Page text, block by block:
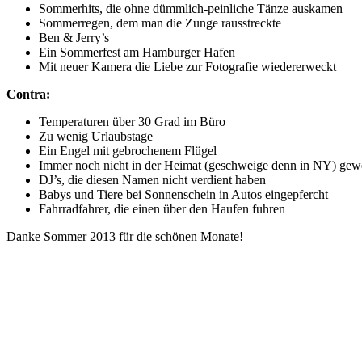
Sommerhits, die ohne dümmlich-peinliche Tänze auskamen
Sommerregen, dem man die Zunge rausstreckte
Ben & Jerry’s
Ein Sommerfest am Hamburger Hafen
Mit neuer Kamera die Liebe zur Fotografie wiedererweckt
Contra:
Temperaturen über 30 Grad im Büro
Zu wenig Urlaubstage
Ein Engel mit gebrochenem Flügel
Immer noch nicht in der Heimat (geschweige denn in NY)
DJ’s, die diesen Namen nicht verdient haben
Babys und Tiere bei Sonnenschein in Autos eingepfercht
Fahrradfahrer, die einen über den Haufen fuhren
Danke Sommer 2013 für die schönen Monate!